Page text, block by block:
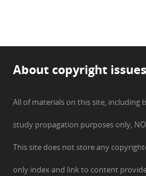
About copyright issues
All of materials on this site, including
study propagation purposes only,
This site does not store any
only index and link to content